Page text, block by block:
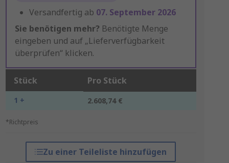
Versandfertig ab 07. September 2026
Sie benötigen mehr? Benötigte Menge
eingeben und auf „Lieferverfügbarkeit
überprüfen“ klicken.
Stück Pro Stück
1 + 2.608,74 €
*Richtpreis
Zu einer Teileliste hinzufügen